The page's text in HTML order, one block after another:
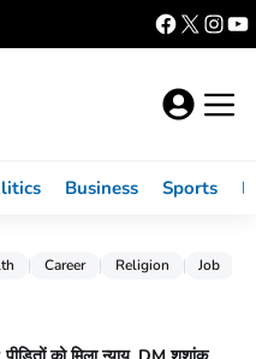
Business Sports
Career Religion Job